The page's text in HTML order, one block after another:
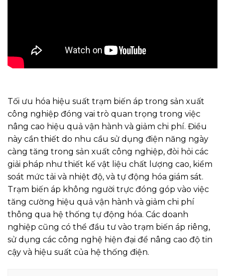
Tối ưu hóa hiệu suất trạm biến áp trong sản xuất
công nghiệp đóng vai trò quan trọng trong việc
nâng cao hiệu quả vận hành và giảm chi phí. Điều
này cần thiết do nhu cầu sử dụng điện năng ngày
càng tăng trong sản xuất công nghiệp, đòi hỏi các
giải pháp như thiết kế vật liệu chất lượng cao, kiểm
soát mức tải và nhiệt độ, và tự động hóa giám sát.
Trạm biến áp không người trực đóng góp vào việc
tăng cường hiệu quả vận hành và giảm chi phí
thông qua hệ thống tự động hóa. Các doanh
nghiệp cũng có thể đầu tư vào trạm biến áp riêng,
sử dụng các công nghệ hiện đại để nâng cao độ tin
cậy và hiệu suất của hệ thống điện.